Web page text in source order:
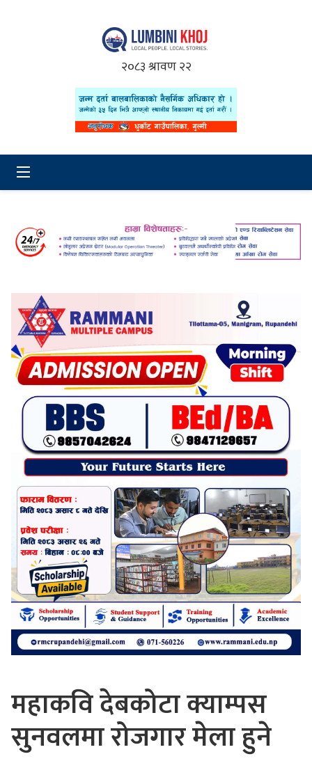
२०८३ श्रावण २२
महाकवि देबकोटा क्याम्पस
सुनवलमा रोजगार मेला हुने